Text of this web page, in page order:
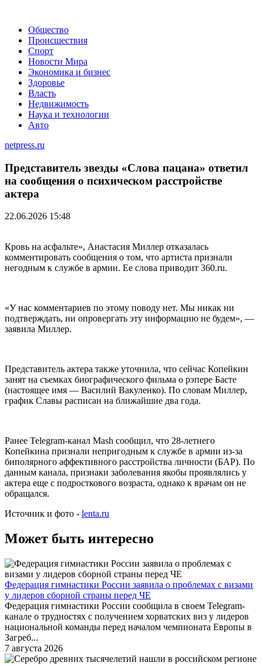
Общество
Происшествия
Спорт
Новости Мира
Экономика и бизнес
Здоровье
Власть
Недвижимость
Наука и технологии
Авто
netpress.ru
Представитель звезды «Слова пацана» ответил
на сообщения о психическом расстройстве
актера
22.06.2026 15:48
Кровь на асфальте», Анастасия Миллер отказалась
комментировать сообщения о том, что артиста признали
негодным к службе в армии. Ее слова приводит 360.ru.
«У нас комментариев по этому поводу нет. Мы никак ни
подтверждать, ни опровергать эту информацию не будем», —
заявила Миллер.
Представитель актера также уточнила, что сейчас Копейкин
занят на съемках биографического фильма о рэпере Басте
(настоящее имя — Василий Вакуленко). По словам Миллер,
график Славы расписан на ближайшие два года.
Ранее Telegram-канал Mash сообщил, что 28-летнего
Копейкина признали непригодным к службе в армии из-за
биполярного аффективного расстройства личности (БАР). По
данным канала, признаки заболевания якобы проявлялись у
актера еще с подросткового возраста, однако к врачам он не
обращался.
Источник и фото - lenta.ru
Может быть интересно
Федерация гимнастики России заявила о проблемах с визами
у лидеров сборной страны перед ЧЕ
Федерация гимнастики России сообщила в своем Telegram-
канале о трудностях с получением хорватских виз у лидеров
национальной команды перед началом чемпионата Европы в
Загреб...
7 августа 2026